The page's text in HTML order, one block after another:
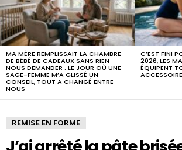
MA MÈRE REMPLISSAIT LA CHAMBRE
DE BÉBÉ DE CADEAUX SANS RIEN
NOUS DEMANDER : LE JOUR OÙ UNE
SAGE-FEMME M’A GLISSÉ UN
CONSEIL, TOUT A CHANGÉ ENTRE
NOUS
C’EST FINI
2026, LES
ÉQUIPENT
REMISE EN FORME